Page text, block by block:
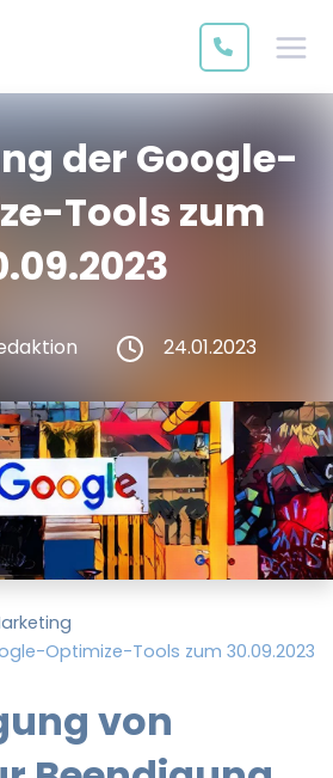
der Google-
Tools zum
24.01.2023
Optimize-Tools zum 30.09.2023
von